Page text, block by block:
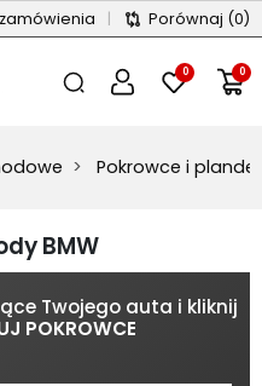
| Porównaj (0)
0 0
Pokrowce i
BMW
Twojego auta i kliknij
POKROWCE